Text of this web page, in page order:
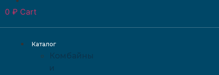
0 ₽ Cart
Каталог
Комбайны
и